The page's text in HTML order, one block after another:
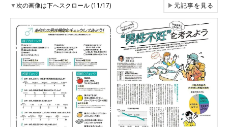
▼次の画像は下へスクロール (11/17) ▶元記事を見る